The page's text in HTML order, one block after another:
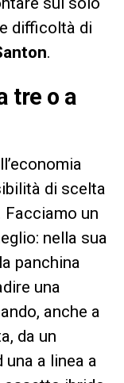
difficoltà di
.
tre o a
di scelta
Facciamo un
nella sua
panchina
una
anche a
da un
a linea a